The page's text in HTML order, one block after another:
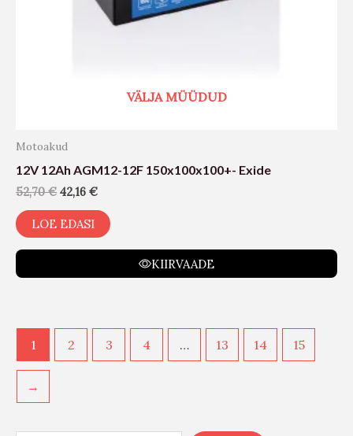
VÄLJA MÜÜDUD
Motoakud
12V 12Ah AGM12-12F 150x100x100+- Exide
52,70€ 42,16 €
LOE EDASI
KIIRVAADE
1 2 3 4 … 13 14 15
→